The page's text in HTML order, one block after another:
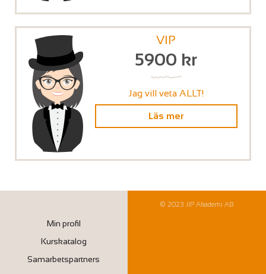
VIP
5900 kr
Jag vill veta ALLT!
Läs mer
Min profil
Kurskatalog
Samarbetspartners
© 2023 JIP Akademi AB